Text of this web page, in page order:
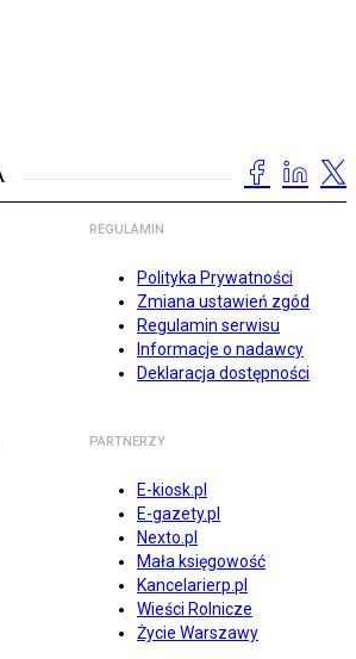
REGULAMIN
Polityka Prywatności
Zmiana ustawień zgód
Regulamin serwisu
Informacje o nadawcy
Deklaracja dostępności
PARTNERZY
E-kiosk.pl
E-gazety.pl
Nexto.pl
Mała księgowość
Kancelarierp.pl
Wieści Rolnicze
Życie Warszawy